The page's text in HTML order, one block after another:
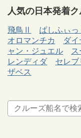
人気の日本発着
飛鳥Ⅱ ぱしふぃ
オロマンチカ
ダ
ャン・ジュエル
レンディダ
セレブ
ザベス